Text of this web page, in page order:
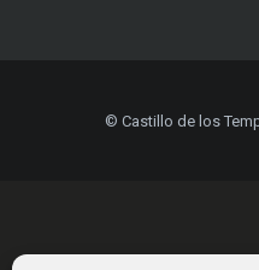
© Castillo de los